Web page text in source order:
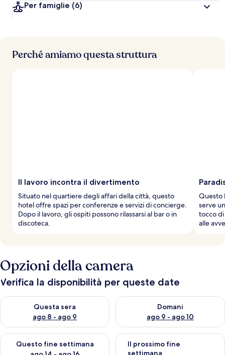
Per famiglie (6)
Perché amiamo questa struttura
Il lavoro incontra il divertimento
Situato nel quartiere degli affari della città, questo
hotel offre spazi per conferenze e servizi di concierge.
Dopo il lavoro, gli ospiti possono rilassarsi al bar o in
discoteca.
Questo
serve
tocco di
alle
Opzioni della camera
Verifica la disponibilità per queste date
Questa sera
ago 8 - ago 9
Verifica la disponibilità per questa sera, ago 8 - ago 9
Domani
ago 9 - ago 10
Verifica la disponibilità per
Questo fine settimana
Verifica la disponibilità per questo fine settimana, ago 14 -
Il prossimo fine
settimana
Verifica la disponibilità per il